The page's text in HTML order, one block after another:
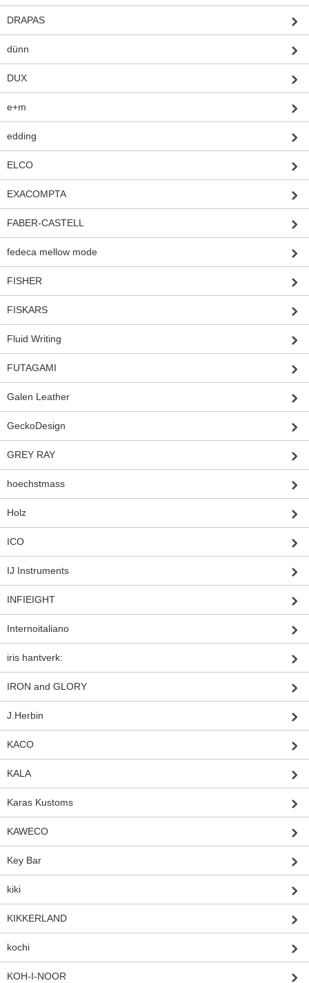
DRAPAS
dünn
DUX
e+m
edding
ELCO
EXACOMPTA
FABER-CASTELL
fedeca mellow mode
FISHER
FISKARS
Fluid Writing
FUTAGAMI
Galen Leather
GeckoDesign
GREY RAY
hoechstmass
Holz
ICO
IJ Instruments
INFIEIGHT
Internoitaliano
iris hantverk:
IRON and GLORY
J.Herbin
KACO
KALA
Karas Kustoms
KAWECO
Key Bar
kiki
KIKKERLAND
kochi
KOH-I-NOOR